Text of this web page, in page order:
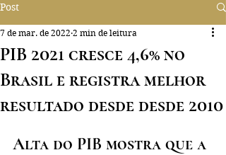
Post
PIB 2021 cresce 4,6% no
Brasil e registra melhor
resultado desde desde 2010
7 de mar. de 2022 2 min de leitura
Alta do PIB mostra que a